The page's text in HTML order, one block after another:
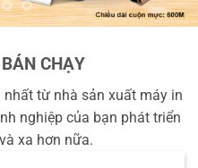
CHẠY
từ nhà sản xuất máy in
nghiệp của bạn phát triển
xa hơn nữa.